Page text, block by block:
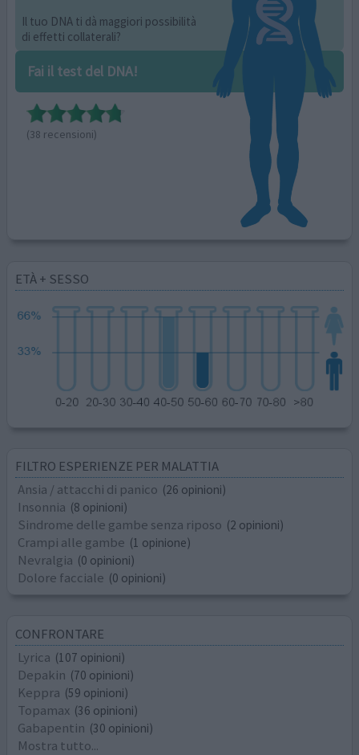
Il tuo DNA ti dà maggiori possibilità
di effetti collaterali?
Fai il test del DNA!
(38 recensioni)
ETÀ + SESSO
FILTRO ESPERIENZE PER MALATTIA
Ansia / attacchi di panico (26 opinioni)
Insonnia (8 opinioni)
Sindrome delle gambe senza riposo (2 opinioni)
Crampi alle gambe (1 opinione)
Nevralgia (0 opinioni)
Dolore facciale (0 opinioni)
CONFRONTARE
Lyrica (107 opinioni)
Depakin (70 opinioni)
Keppra (59 opinioni)
Topamax (36 opinioni)
Gabapentin (30 opinioni)
Mostra tutto...